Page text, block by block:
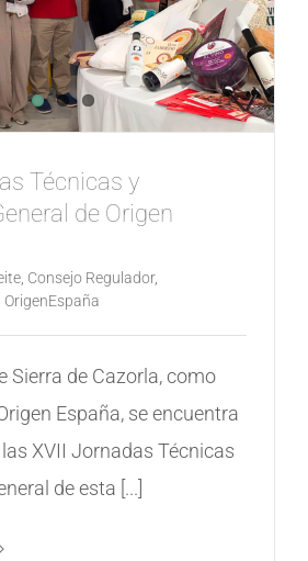
Técnicas y
de Origen
, Consejo Regulador,
OrigenEspaña
Sierra de Cazorla, como
España, se encuentra
XVII Jornadas Técnicas
de esta [...]